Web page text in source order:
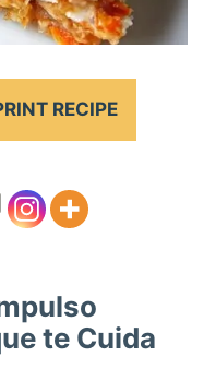
RECIPE
te Cuida